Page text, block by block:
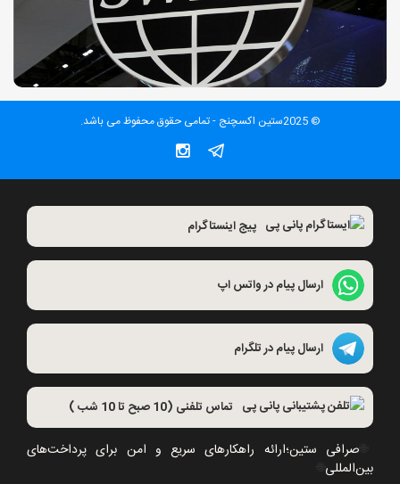
© 2025ستین اکسچنج - تمامی حقوق محفوظ می باشد.
پیج اینستاگرام
ارسال پیام در واتس اپ
ارسال پیام در تلگرام
تماس تلفنی (10 صبح تا 10 شب )
صرافی ستین؛ارائه راهکارهای سریع و امن برای پرداخت‌های
بین‌المللی